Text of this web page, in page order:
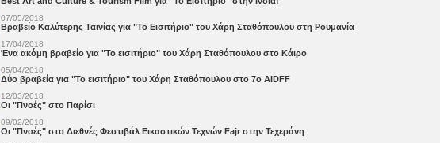
07/05/2018
Βραβείο Καλύτερης Ταινίας για "Το Εισιτήριο" του Χάρη Σταθόπουλου στη Ρουμανία
17/04/2018
Ένα ακόμη βραβείο για "Το εισιτήριο" του Χάρη Σταθόπουλου στο Κάιρο
05/04/2018
Δύο βραβεία για "Το εισιτήριο" του Χάρη Σταθόπουλου στο 7ο AIDFF
12/03/2018
Οι "Πνοές" στο Παρίσι
09/02/2018
Οι "Πνοές" στο Διεθνές Φεστιβάλ Εικαστικών Τεχνών Fajr στην Τεχεράνη